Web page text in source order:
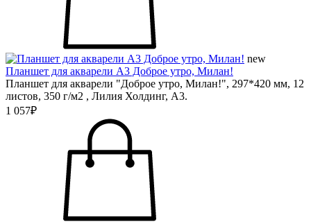
new
Планшет для акварели А3 Доброе утро, Милан!
Планшет для акварели "Доброе утро, Милан!", 297*420 мм, 12
листов, 350 г/м2 , Лилия Холдинг, А3.
1 057₽